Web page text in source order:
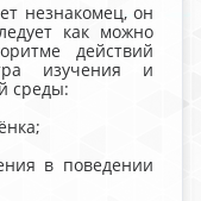
незнакомец, он
как можно
действий
изучения и
среды:
в поведении